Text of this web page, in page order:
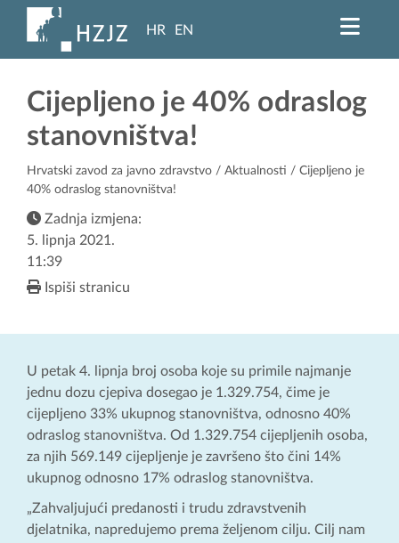
HR EN
Cijepljeno je 40% odraslog
stanovništva!
Hrvatski zavod za javno zdravstvo / Aktualnosti / Cijepljeno je
40% odraslog stanovništva!
Zadnja izmjena:
5. lipnja 2021.
11:39
Ispiši stranicu
U petak 4. lipnja broj osoba koje su primile najmanje
jednu dozu cjepiva dosegao je 1.329.754, čime je
cijepljeno 33% ukupnog stanovništva, odnosno 40%
odraslog stanovništva. Od 1.329.754 cijepljenih osoba,
za njih 569.149 cijepljenje je završeno što čini 14%
ukupnog odnosno 17% odraslog stanovništva.
„Zahvaljujući predanosti i trudu zdravstvenih
djelatnika, napredujemo prema željenom cilju. Cilj nam